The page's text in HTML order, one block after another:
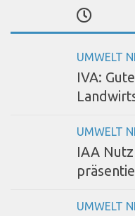
UMWELT
IVA:
UMWELT
IAA
UMWELT